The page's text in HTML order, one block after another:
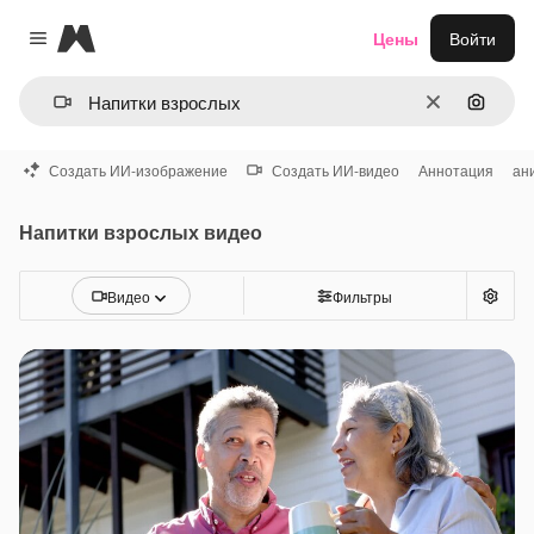
Close menu
Magnific
ОчиститьПоиск
Цены Войти
Создать ИИ-изображение Создать ИИ-видео Аннотация
Напитки взрослых видео
Видео Фильтры